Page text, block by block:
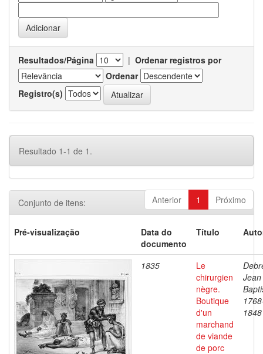
Resultados/Página | Ordenar registros por
Ordenar
Registro(s)
Resultado 1-1 de 1.
Anterior 1 Próximo
Conjunto de itens:
Pré-visualização
Data do
documento
Título
1835
Le
chirurgien
nègre.
Boutique
d'un
marchand
de viande
de porc
Jean
1848